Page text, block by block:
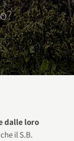
dalle loro
il S.B.